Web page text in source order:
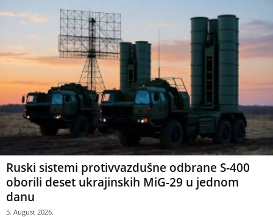
Ruski sistemi protivvazdušne odbrane S-400
oborili deset ukrajinskih MiG-29 u jednom
danu
5. August 2026.